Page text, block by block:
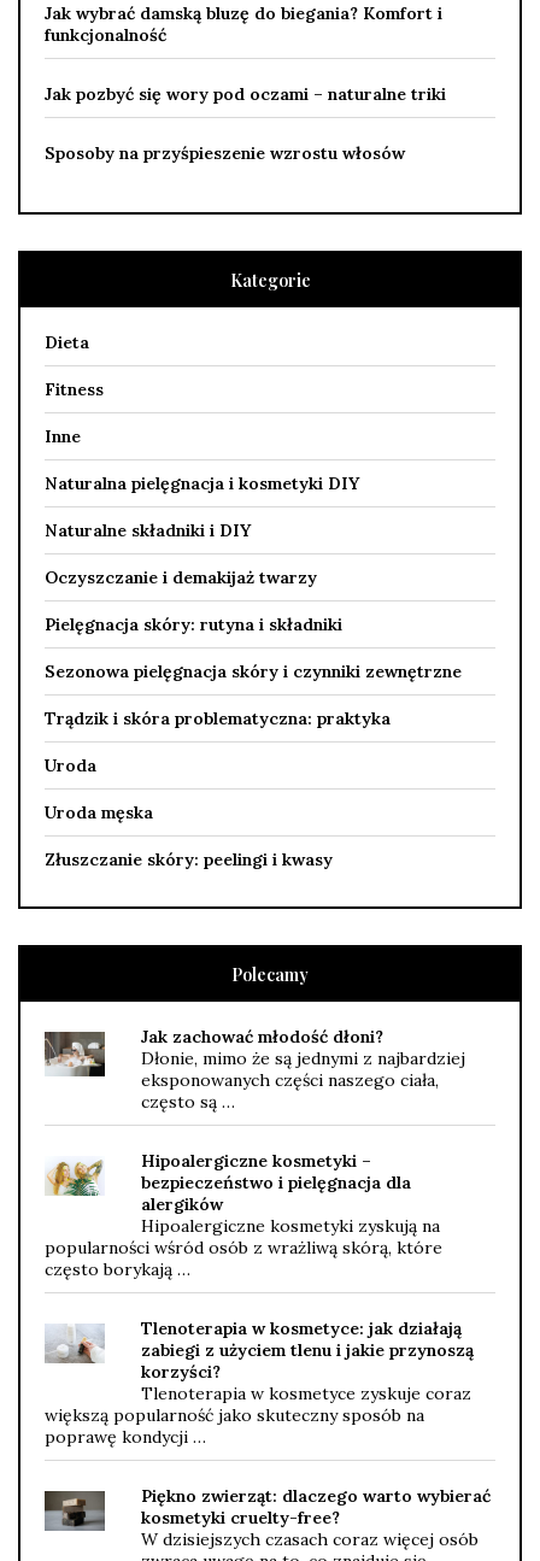
Jak wybrać damską bluzę do biegania? Komfort i
funkcjonalność
Jak pozbyć się wory pod oczami – naturalne triki
Sposoby na przyśpieszenie wzrostu włosów
Kategorie
Dieta
Fitness
Inne
Naturalna pielęgnacja i kosmetyki DIY
Naturalne składniki i DIY
Oczyszczanie i demakijaż twarzy
Pielęgnacja skóry: rutyna i składniki
Sezonowa pielęgnacja skóry i czynniki zewnętrzne
Trądzik i skóra problematyczna: praktyka
Uroda
Uroda męska
Złuszczanie skóry: peelingi i kwasy
Polecamy
Jak zachować młodość dłoni?
Dłonie, mimo że są jednymi z najbardziej
eksponowanych części naszego ciała,
często są …
Hipoalergiczne kosmetyki –
bezpieczeństwo i pielęgnacja dla
alergików
Hipoalergiczne kosmetyki zyskują na
popularności wśród osób z wrażliwą skórą, które
często borykają …
Tlenoterapia w kosmetyce: jak działają
zabiegi z użyciem tlenu i jakie przynoszą
korzyści?
Tlenoterapia w kosmetyce zyskuje coraz
większą popularność jako skuteczny sposób na
poprawę kondycji …
Piękno zwierząt: dlaczego warto wybierać
kosmetyki cruelty-free?
W dzisiejszych czasach coraz więcej osób